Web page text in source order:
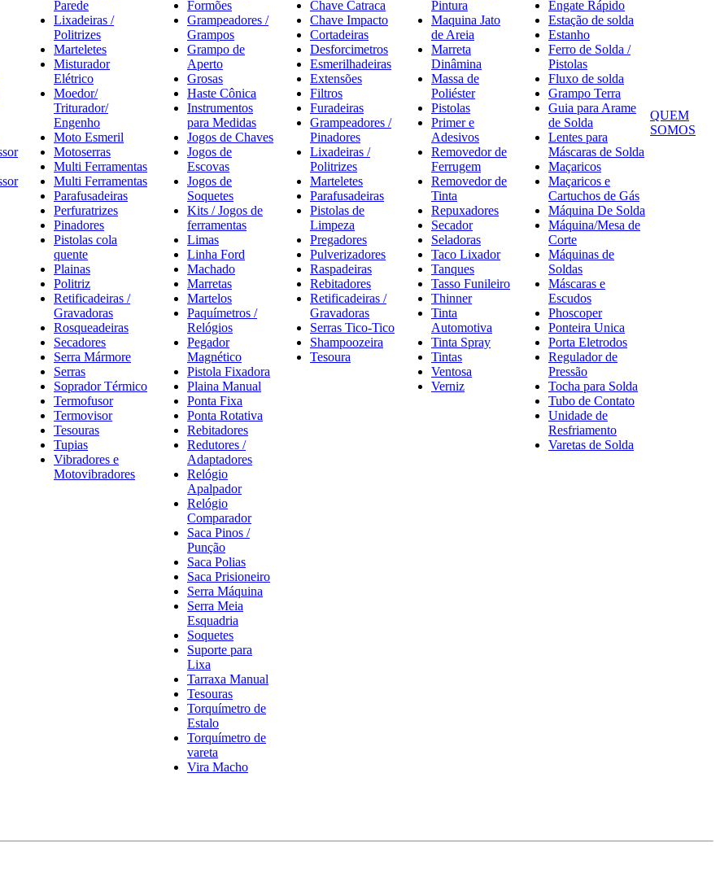
Parede
Lixadeiras /
Politrizes
Marteletes
Misturador
Elétrico
Moedor/
Triturador/
Engenho
Moto Esmeril
Motoserras
Multi Ferramentas
Multi Ferramentas
Parafusadeiras
Perfuratrizes
Pinadores
Pistolas cola
quente
Plainas
Politriz
Retificadeiras /
Gravadoras
Rosqueadeiras
Secadores
Serra Mármore
Serras
Soprador Térmico
Termofusor
Termovisor
Tesouras
Tupias
Vibradores e
Motovibradores
Formões
Grampeadores /
Grampos
Grampo de
Aperto
Grosas
Haste Cônica
Instrumentos
para Medidas
Jogos de Chaves
Jogos de
Escovas
Jogos de
Soquetes
Kits / Jogos de
ferramentas
Limas
Linha Ford
Machado
Marretas
Martelos
Paquímetros /
Relógios
Pegador
Magnético
Pistola Fixadora
Plaina Manual
Ponta Fixa
Ponta Rotativa
Rebitadores
Redutores /
Adaptadores
Relógio
Apalpador
Relógio
Comparador
Saca Pinos /
Punção
Saca Polias
Saca Prisioneiro
Serra Máquina
Serra Meia
Esquadria
Soquetes
Suporte para
Lixa
Tarraxa Manual
Tesouras
Torquímetro de
Estalo
Torquímetro de
vareta
Vira Macho
Chave Catraca
Chave Impacto
Cortadeiras
Desforcimetros
Esmerilhadeiras
Extensões
Filtros
Furadeiras
Grampeadores /
Pinadores
Lixadeiras /
Politrizes
Marteletes
Parafusadeiras
Pistolas de
Limpeza
Pregadores
Pulverizadores
Raspadeiras
Rebitadores
Retificadeiras /
Gravadoras
Serras Tico-Tico
Shampoozeira
Tesoura
Pintura
Maquina Jato
de Areia
Marreta
Dinâmina
Massa de
Poliéster
Pistolas
Primer e
Adesivos
Removedor de
Ferrugem
Removedor de
Tinta
Repuxadores
Secador
Seladoras
Taco Lixador
Tanques
Tasso Funileiro
Thinner
Tinta
Automotiva
Tinta Spray
Tintas
Ventosa
Verniz
Engate Rápido
Estação de solda
Estanho
Ferro de Solda /
Pistolas
Fluxo de solda
Grampo Terra
Guia para Arame
de Solda
Lentes para
Máscaras de Solda
Maçaricos
Maçaricos e
Cartuchos de Gás
Máquina De Solda
Máquina/Mesa de
Corte
Máquinas de
Soldas
Máscaras e
Escudos
Phoscoper
Ponteira Unica
Porta Eletrodos
Regulador de
Pressão
Tocha para Solda
Tubo de Contato
Unidade de
Resfriamento
Varetas de Solda
QUEM
SOMOS